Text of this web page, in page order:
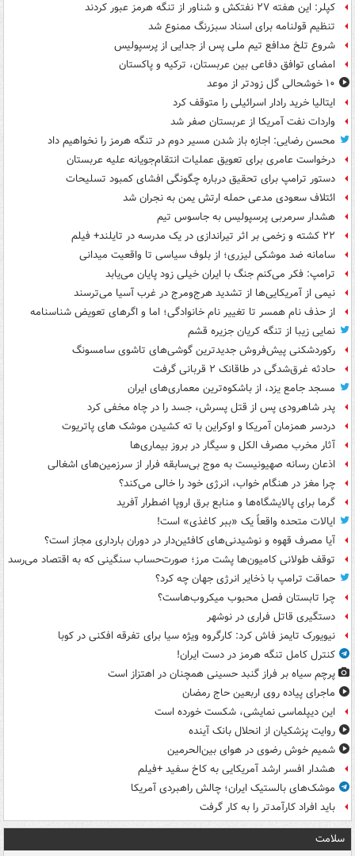
کپلر: این هفته ۲۷ نفتکش و شناور از تنگه هرمز عبور کردند
تنظیم قولنامه برای اسناد سبزرنگ ممنوع شد
شروع تلخ مدافع تیم ملی پس از جدایی از پرسپولیس
امضای توافق دفاعی بین عربستان، ترکیه و پاکستان
۱۰ خوشحالی گل زودتر از موعد
ایتالیا خرید رادار اسرائیلی را متوقف کرد
واردات نفت آمریکا از عربستان صفر شد
محسن رضایی: اجازه باز شدن مسیر دوم در تنگه هرمز را نخواهیم داد
درخواست عامری برای تعویق عملیات انتقام‌جویانه علیه عربستان
دستور ترامپ برای تحقیق درباره چگونگی افشای کمبود تسلیحات
ائتلاف سعودی مدعی حمله ارتش یمن به نجران شد
هشدار سرمربی پرسپولیس به جاسوس تیم
۲۲ کشته و زخمی بر اثر تیراندازی در یک مدرسه در تایلند+ فیلم
سامانه ضد موشکی لیزری؛ از بلوف سیاسی تا واقعیت میدانی
ترامپ: فکر می‌کنم جنگ با ایران خیلی زود پایان می‌یابد
نیمی از آمریکایی‌ها از تشدید هرج‌ومرج در غرب آسیا می‌ترسند
از حذف نام همسر تا تغییر نام خانوادگی؛ اما و اگرهای تعویض شناسنامه
نمایی زیبا از تنگه کریان جزیره قشم
رکوردشکنی پیش‌فروش جدیدترین گوشی‌های تاشوی سامسونگ
حادثه غرق‌شدگی در طاقانک ۲ قربانی گرفت
مسجد جامع یزد، از باشکوه‌ترین معماری‌های ایران
پدر شاهرودی پس از قتل پسرش، جسد را در چاه مخفی کرد
دردسر همزمان آمریکا و اوکراین با ته کشیدن موشک های پاتریوت
آثار مخرب مصرف الکل و سیگار در بروز بیماری‌ها
اذعان رسانه صهیونیست به موج بی‌سابقه فرار از سرزمین‌های اشغالی
چرا مغز در هنگام خواب، انرژی خود را خالی می‌کند؟
گرما برای پالایشگاه‌ها و منابع برق اروپا اضطرار آفرید
ایالات متحده واقعاً یک «ببر کاغذی» است!
آیا مصرف قهوه و نوشیدنی‌های کافئین‌دار در دوران بارداری مجاز است؟
توقف طولانی کامیون‌ها پشت مرز؛ صورت‌حساب سنگینی که به اقتصاد می‌رسد
حماقت ترامپ با ذخایر انرژی جهان چه کرد؟
چرا تابستان فصل محبوب میکروب‌هاست؟
دستگیری قاتل فراری در نوشهر
نیویورک تایمز فاش کرد: کارگروه ویژه سیا برای تفرقه افکنی در کوبا
کنترل کامل تنگه هرمز در دست ایران!
پرچم سیاه بر فراز گنبد حسینی همچنان در اهتزاز است
ماجرای پیاده روی اربعین حاج رمضان
این دیپلماسی نمایشی، شکست خورده است
روایت پزشکیان از انحلال بانک آینده
شمیم خوش رضوی در هوای بین‌الحرمین
هشدار افسر ارشد آمریکایی به کاخ سفید +فیلم
موشک‌های بالستیک ایران؛ چالش راهبردی آمریکا
باید افراد کارآمدتر را به کار گرفت
سلامت